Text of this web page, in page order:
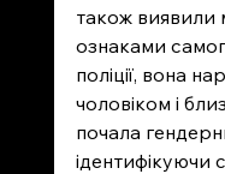
також виявили
ознаками
поліції, вона
чоловіком і
почала
ідентифікуючи